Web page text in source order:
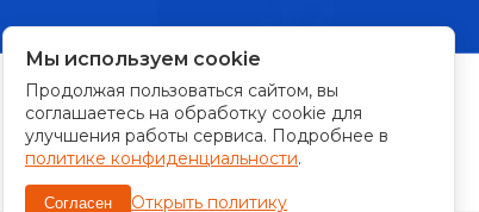
ПРИНИМАЕМ К ОПЛАТЕ:
Мы используем cookie
Продолжая пользоваться сайтом, вы
соглашаетесь на обработку cookie для
улучшения работы сервиса. Подробнее в
политике конфиденциальности.
Согласен Открыть политику